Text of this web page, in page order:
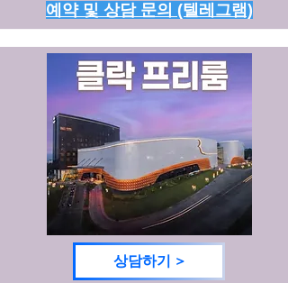
예약 및 상담 문의 (텔레그램)
상담하기 >